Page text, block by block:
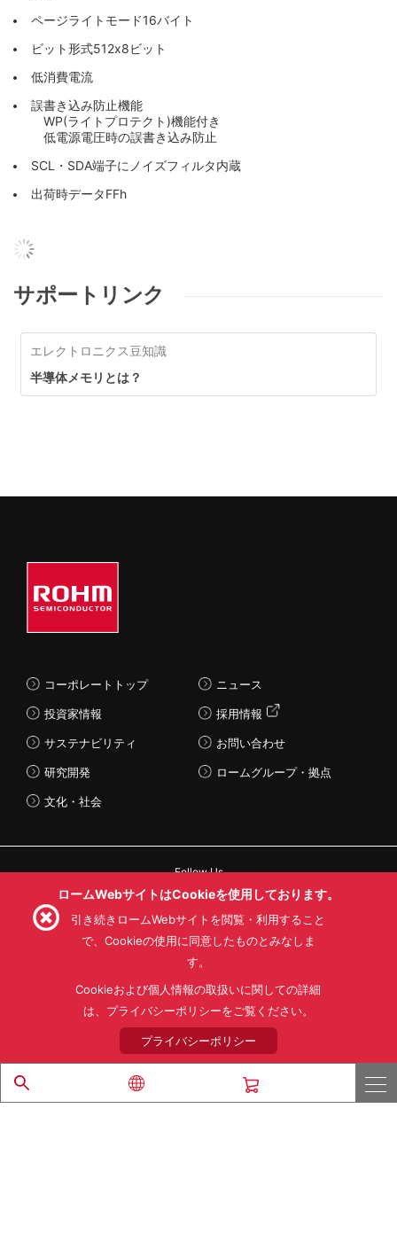
ページライトモード16バイト
ビット形式512x8ビット
低消費電流
誤書き込み防止機能
WP(ライトプロテクト)機能付き
低電源電圧時の誤書き込み防止
SCL・SDA端子にノイズフィルタ内蔵
出荷時データFFh
サポートリンク
エレクトロニクス豆知識
半導体メモリとは？
コーポレートトップ
投資家情報
サステナビリティ
研究開発
文化・社会
ニュース
採用情報
お問い合わせ
ロームグループ・拠点
Follow Us
利用目的
プライバシーポリシー
サイトマップ
ローム製品の販売に関する標準契約条件書(PDF)
© 1997 - 2026 ROHM CO., LTD. ALL RIGHTS RESERVED.
ロームWebサイトはCookieを使用しております。
引き続きロームWebサイトを閲覧・利用すること
で、Cookieの使用に同意したものとみなしま
す。
Cookieおよび個人情報の取扱いに関しての詳細
は、プライバシーポリシーをご覧ください。
プライバシーポリシー